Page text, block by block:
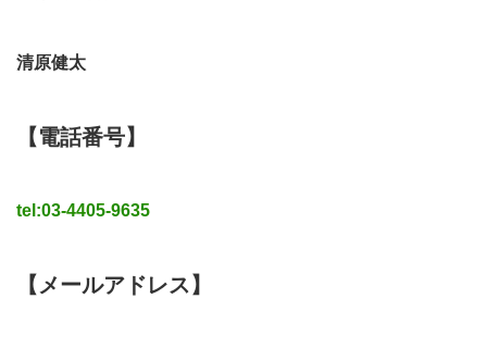
清原健太
【電話番号】
tel:03-4405-9635
【メールアドレス】